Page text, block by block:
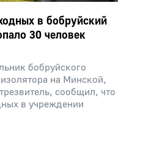
в бобруйский
30 человек
бобруйского
на Минской,
сообщил, что
в учреждении